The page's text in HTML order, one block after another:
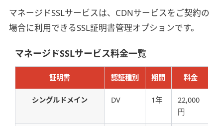
マネージドSSLサービスは、CDNサービスをご契約の
場合に利用できるSSL証明書管理オプションです。
マネージドSSLサービス料金一覧
証明書 認証種別 期間 料金
シングルドメイン DV 1年
22,000
円